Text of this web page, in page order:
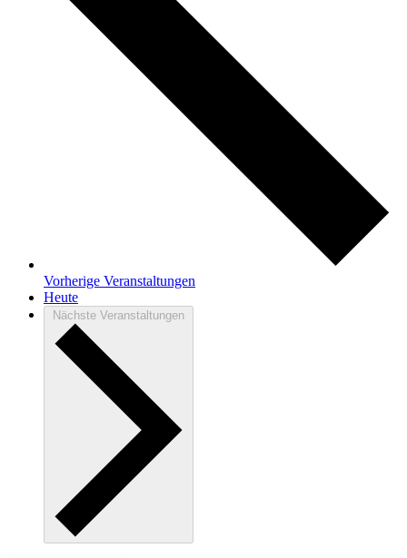
Vorherige Veranstaltungen
Heute
Nächste Veranstaltungen